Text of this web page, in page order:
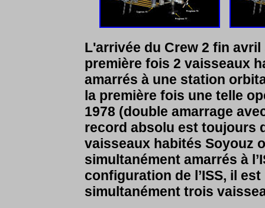
L'arrivée du Crew 2 fin
première fois 2 vaisseaux
amarrés à une station
la première fois une telle
1978 (double amarrage
record absolu est toujours
vaisseaux habités Soyouz
simultanément amarrés à
configuration de l’ISS, il
simultanément trois